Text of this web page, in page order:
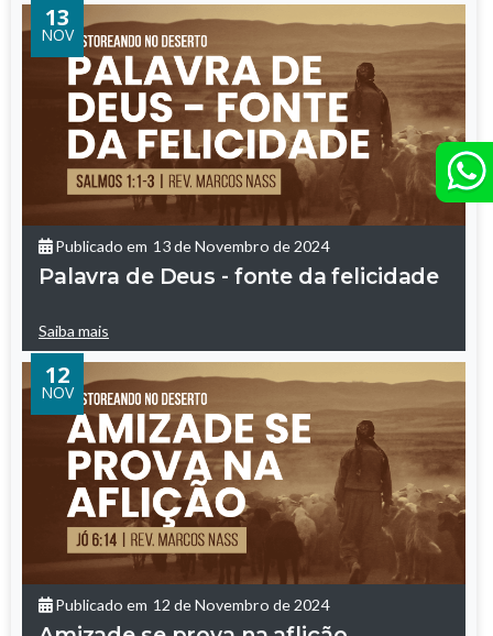
13
NOV
Publicado em 13 de Novembro de 2024
Palavra de Deus - fonte da felicidade
Saiba mais
12
NOV
Publicado em 12 de Novembro de 2024